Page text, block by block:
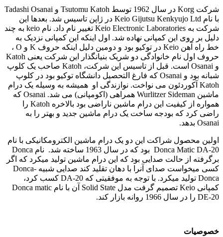
شرکت Korg در سال 1962 توسط Tsutomu Katoh و Tadashi Osanai
با نام Keio Gijutsu Kenkyujo Ltd در ژاپن تاسیس شد. بعدها این
شرکت به Keio Electronic Laboratories تغییر نام داد. نام keio به چند
دلیل بر روی این کمپانی نهاده شد. اول اینکه این کمپانی نزدیک به
خط راه آهن Keio در توکیو بود و دومین دلیل اینکه حروف K و O ،
حروف اول نام خانوادگی دو شریک بنیانگذار این شرکت یعنی Katoh
و Osanai است. قبل از تاسیس این شرکت، Katoh صاحب یک کلوپ
شبانه بود و Osanai که فارغ التحصیل دانشگاه توکیو بود در کلوپ
Katoh آکوردئون می نواخت. نوازندگی او همیشه به وسیله یک درام
ماشین Wurlitzer Sideman همراهی (اکومپانی) می شد. Osanai که
همواره از کیفیت این درام ماشین ناراضی بود بالاخره Katoh را
راضی کرد که بودجه ساخت یک درام ماشین جدید و بهتر را به
Osanai بدهد.
اولین محصول شراکت این دو یک درام ماشین الکترومکانیکی با نام
Donca Matic DA-20 بود که در سال 1963 ساخته شد. نام Donca
برگرفته از حالت صدایی بود که این درام ماشین تولید میکرد که اگر
کسی میخواست صدای آنرا با دهان تقلید کند صدایی شبیه Donca-
Donca تولید میکرد. با توجه به موفقیتی که DA-20 کسب کرد،
کمپانی Keio تصمیم گرفت مدل Solid State آن با نام Donca matic
DE-20 را در سال 1966 روانه بازار کند.
خصوصیات